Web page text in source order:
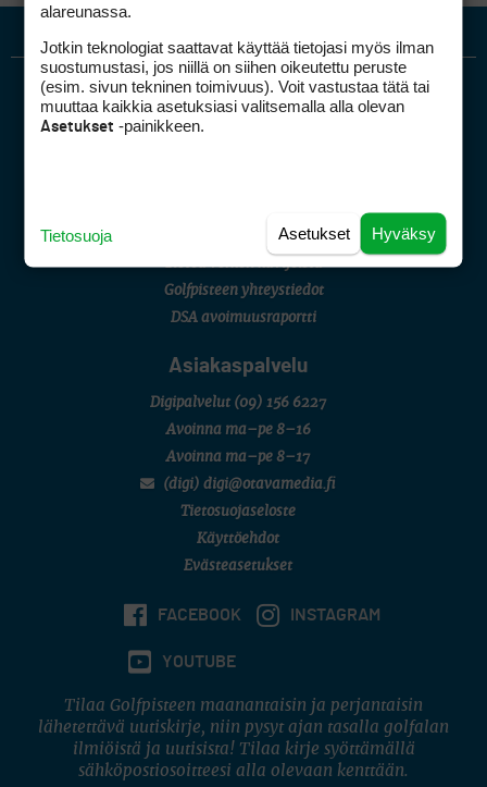
Mediahinnasto
Golfpisteen yhteystiedot
DSA avoimuusraportti
Asiakaspalvelu
Digipalvelut (09) 156 6227
Avoinna ma–pe 8–16
Avoinna ma–pe 8–17
(digi) digi@otavamedia.fi
Tietosuojaseloste
Käyttöehdot
Evästeasetukset
FACEBOOK INSTAGRAM
YOUTUBE
Tilaa Golfpisteen maanantaisin ja perjantaisin
lähetettävä uutiskirje, niin pysyt ajan tasalla golfalan
ilmiöistä ja uutisista! Tilaa kirje syöttämällä
sähköpostiosoitteesi alla olevaan kenttään.
alareunassa.
Jotkin teknologiat saattavat käyttää tietojasi myös ilman
suostumustasi, jos niillä on siihen oikeutettu peruste
(esim. sivun tekninen toimivuus). Voit vastustaa tätä tai
muuttaa kaikkia asetuksiasi valitsemalla alla olevan
Asetukset -painikkeen.
Hyväksy
Asetukset
Tietosuoja